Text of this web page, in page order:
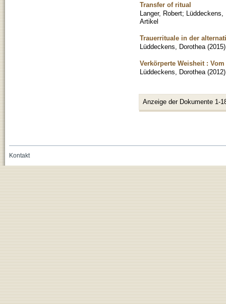
Transfer of ritual
Langer, Robert; Lüddeckens,
Artikel
Trauerrituale in der
Lüddeckens, Dorothea (2015)
Verkörperte Weisheit :
Lüddeckens, Dorothea (2012)
Anzeige der Dokumente 1-
Kontakt